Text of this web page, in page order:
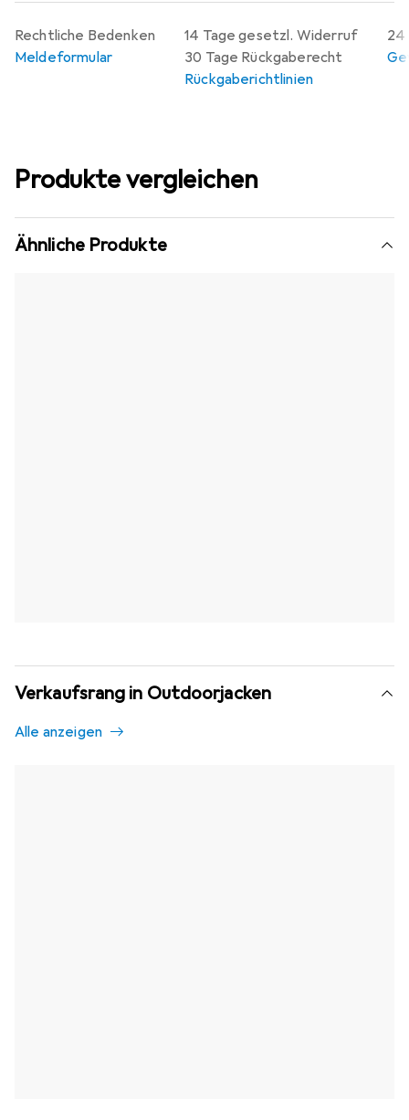
14 Tage gesetzl. Widerruf
30 Tage Rückgaberecht
Rückgaberichtlinien
24
Rechtliche Bedenken
Meldeformular
Produkte vergleichen
Ähnliche Produkte
Verkaufsrang in Outdoorjacken
Alle anzeigen